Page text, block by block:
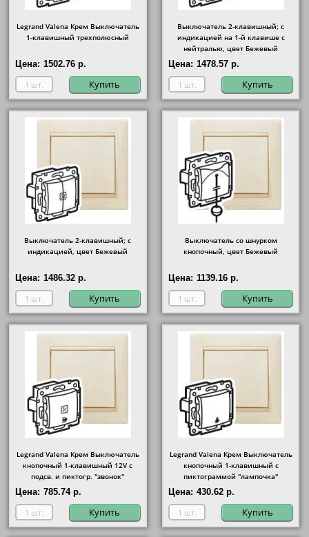
Legrand Valena Крем Выключатель
1-клавишный трехполюсный
Цена: 1502.76 р.
Купить
Выключатель 2-клавишный; с
индикацией на 1-й клавише с
нейтралью, цвет Бежевый
Цена: 1478.57 р.
Купить
Выключатель 2-клавишный; с
индикацией, цвет Бежевый
Цена: 1486.32 р.
Купить
Выключатель со шнурком
кнопочный, цвет Бежевый
Цена: 1139.16 р.
Купить
Legrand Valena Крем Выключатель
кнопочный 1-клавишный 12V с
подсв. и пиктогр. "звонок"
Цена: 785.74 р.
Купить
Legrand Valena Крем Выключатель
кнопочный 1-клавишный с
пиктограммой "лампочка"
Цена: 430.62 р.
Купить